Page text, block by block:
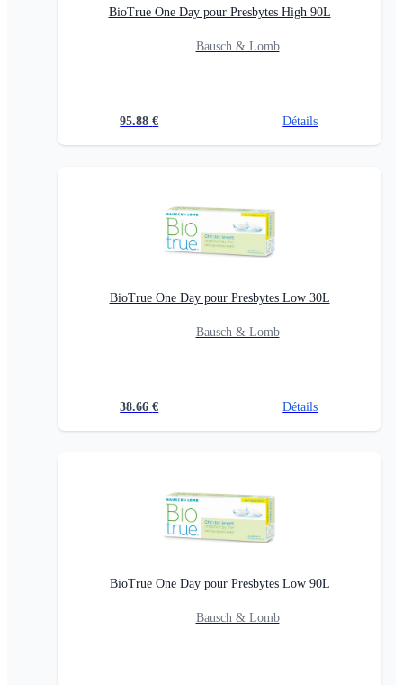
BioTrue One Day pour Presbytes High 90L
Bausch & Lomb
95.88 € Détails
BioTrue One Day pour Presbytes Low 30L
Bausch & Lomb
38.66 € Détails
BioTrue One Day pour Presbytes Low 90L
Bausch & Lomb